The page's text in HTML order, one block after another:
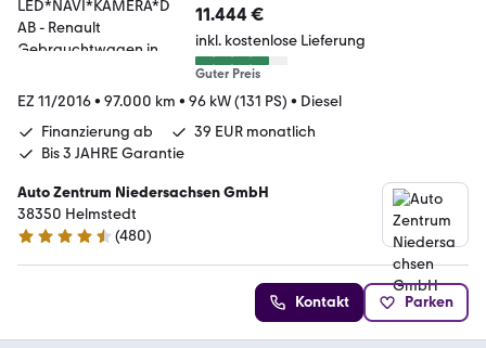
11.444 €
inkl. kostenlose Lieferung
Guter Preis
EZ 11/2016• 97.000 km • 96 kW (131 PS) • Diesel
Finanzierung ab
39 EUR monatlich
Bis 3 JAHRE Garantie
Auto Zentrum Niedersachsen GmbH
38350 Helmstedt
4.5 Sterne
(480)
Kontakt Parken